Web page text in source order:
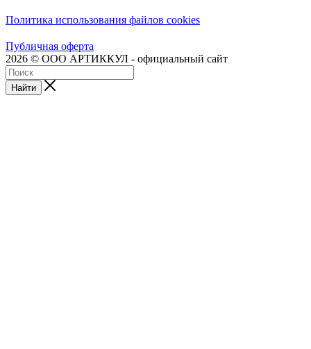
Политика использования файлов cookies
Публичная оферта
2026 © ООО АРТИККУЛ - официальный сайт
Найти